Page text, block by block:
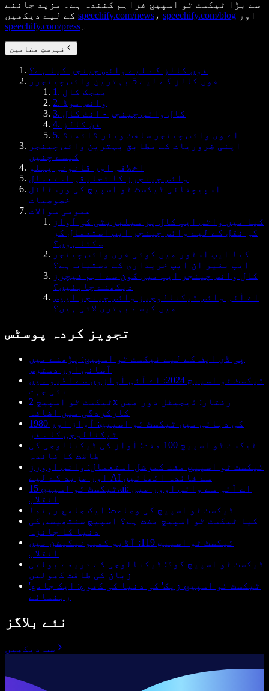
سے بڑا ٹیکسٹ ٹو اسپیچ فراہم کنندہ ہے۔ مزید جاننے
speechify.com/news ، speechify.com/blog اور
speechify.com/press
فہرستِ مضامین
فون کالز کے لیے وائس چینجر کیا ہے؟
فون کالز کے لیے 5 بہترین وائس چینجرز
1. میجک کال
2. وائس موڈ
3. کال وائس چینجر - انٹ کال
4. فن کالز
5. اے وی وائس چینجر سافٹ ویئر ڈائمنڈ
اپنی ضروریات کے مطابق بہترین وائس چینجر
کیسے چنیں
اخلاقی اور قانونی پہلو
وائس چینجرز کا تخلیقی استعمال
اسپیچفائی ٹیکسٹ ٹو اسپیچ کی ورسٹائل
خصوصیات
عمومی سوالات
کیا میں واٹس ایپ کال پر سیلبریٹی کی آواز
کی نقل کے لیے وائس چینجر ایپ استعمال کر
سکتا ہوں؟
کیا ایپ اسٹور میں کوئی فری وائس چینجر
ایپ بغیر ان ایپ خریداری کے دستیاب ہے؟
کال وائس چینجر ایپ میں کون سے اہم فیچرز
دیکھنے چاہئیں؟
اے آئی وائس ٹیکنالوجیز وائس چینجر ایپس
میں کیسے بہتری لاتی ہیں؟
تجویز کردہ پوسٹس
پی ڈی ایف کے لیے ٹیکسٹ ٹو اسپیچ: پڑھنے میں
آسانی اور دسترس
ٹیکسٹ ٹو اسپیچ 2024: اے آئی آوازوں سے آڈیو میں
نئی جہت
ٹیکسٹ ٹو اسپیچ 2x رفتار: ڈیجیٹل دور میں
کارکردگی میں اضافہ
1980 کی دہائی میں ٹیکسٹ ٹو اسپیچ: آواز اور
ٹیکنالوجی کا سفر
ٹیکسٹ ٹو اسپیچ 100 مفت: آواز کی ٹیکنالوجی کی
طاقت کا فائدہ
ٹیکسٹ ٹو اسپیچ مفت کمرشل استعمال: وائس اوورز
اور مزید کے لیے AI سے فائدہ اٹھائیں
ٹیکسٹ ٹو اسپیچ 15.ai: اے آئی سے وائس اوور میں
انقلاب
ٹیکسٹ ٹو اسپیچ کی وضاحت: ایک جامع رہنما
کیا ٹیکسٹ ٹو اسپیچ مفت ہے؟ اسپیچ سنتھیسس کی
دنیا کا جائزہ
ٹیکسٹ ٹو اسپیچ 119: آڈیو کمیونیکیشن میں
انقلاب
ٹیکسٹ ٹو اسپیچ کوڈ: ٹیکنالوجی کے ذریعے بولتی
زبان کی طاقت کھولیں
'ٹیکسٹ ٹو اسپیچ زیک' کی دنیا کی کھوج: ایک جامع
رہنمائے
نئے بلاگز
سب دیکھیں